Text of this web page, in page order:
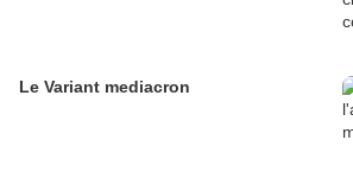
Le Variant mediacron